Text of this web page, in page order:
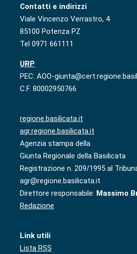
Contatti e indirizzi
Viale Vincenzo Verrastro, 4
85100 Potenza PZ
Tel 0971 661111
URP
PEC: AOO-
C.F. 80002950766
regione.basilicata.it
agr.regione.basilicata.it
Agenzia stampa della
Giunta Regionale della Basilicata
Registrazione n. 209/1995 al
agr@regione.basilicata.it
Direttore responsabile: Massimo
Redazione
Link utili
Lista RSS